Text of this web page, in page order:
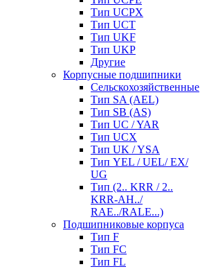
Тип UCPX
Тип UCT
Тип UKF
Тип UKP
Другие
Корпусные подшипники
Сельскохозяйственные
Тип SA (AEL)
Тип SB (AS)
Тип UC / YAR
Тип UCX
Тип UK / YSA
Тип YEL / UEL/ EX/
UG
Тип (2.. KRR / 2..
KRR-AH../
RAE../RALE...)
Подшипниковые корпуса
Тип F
Тип FC
Тип FL